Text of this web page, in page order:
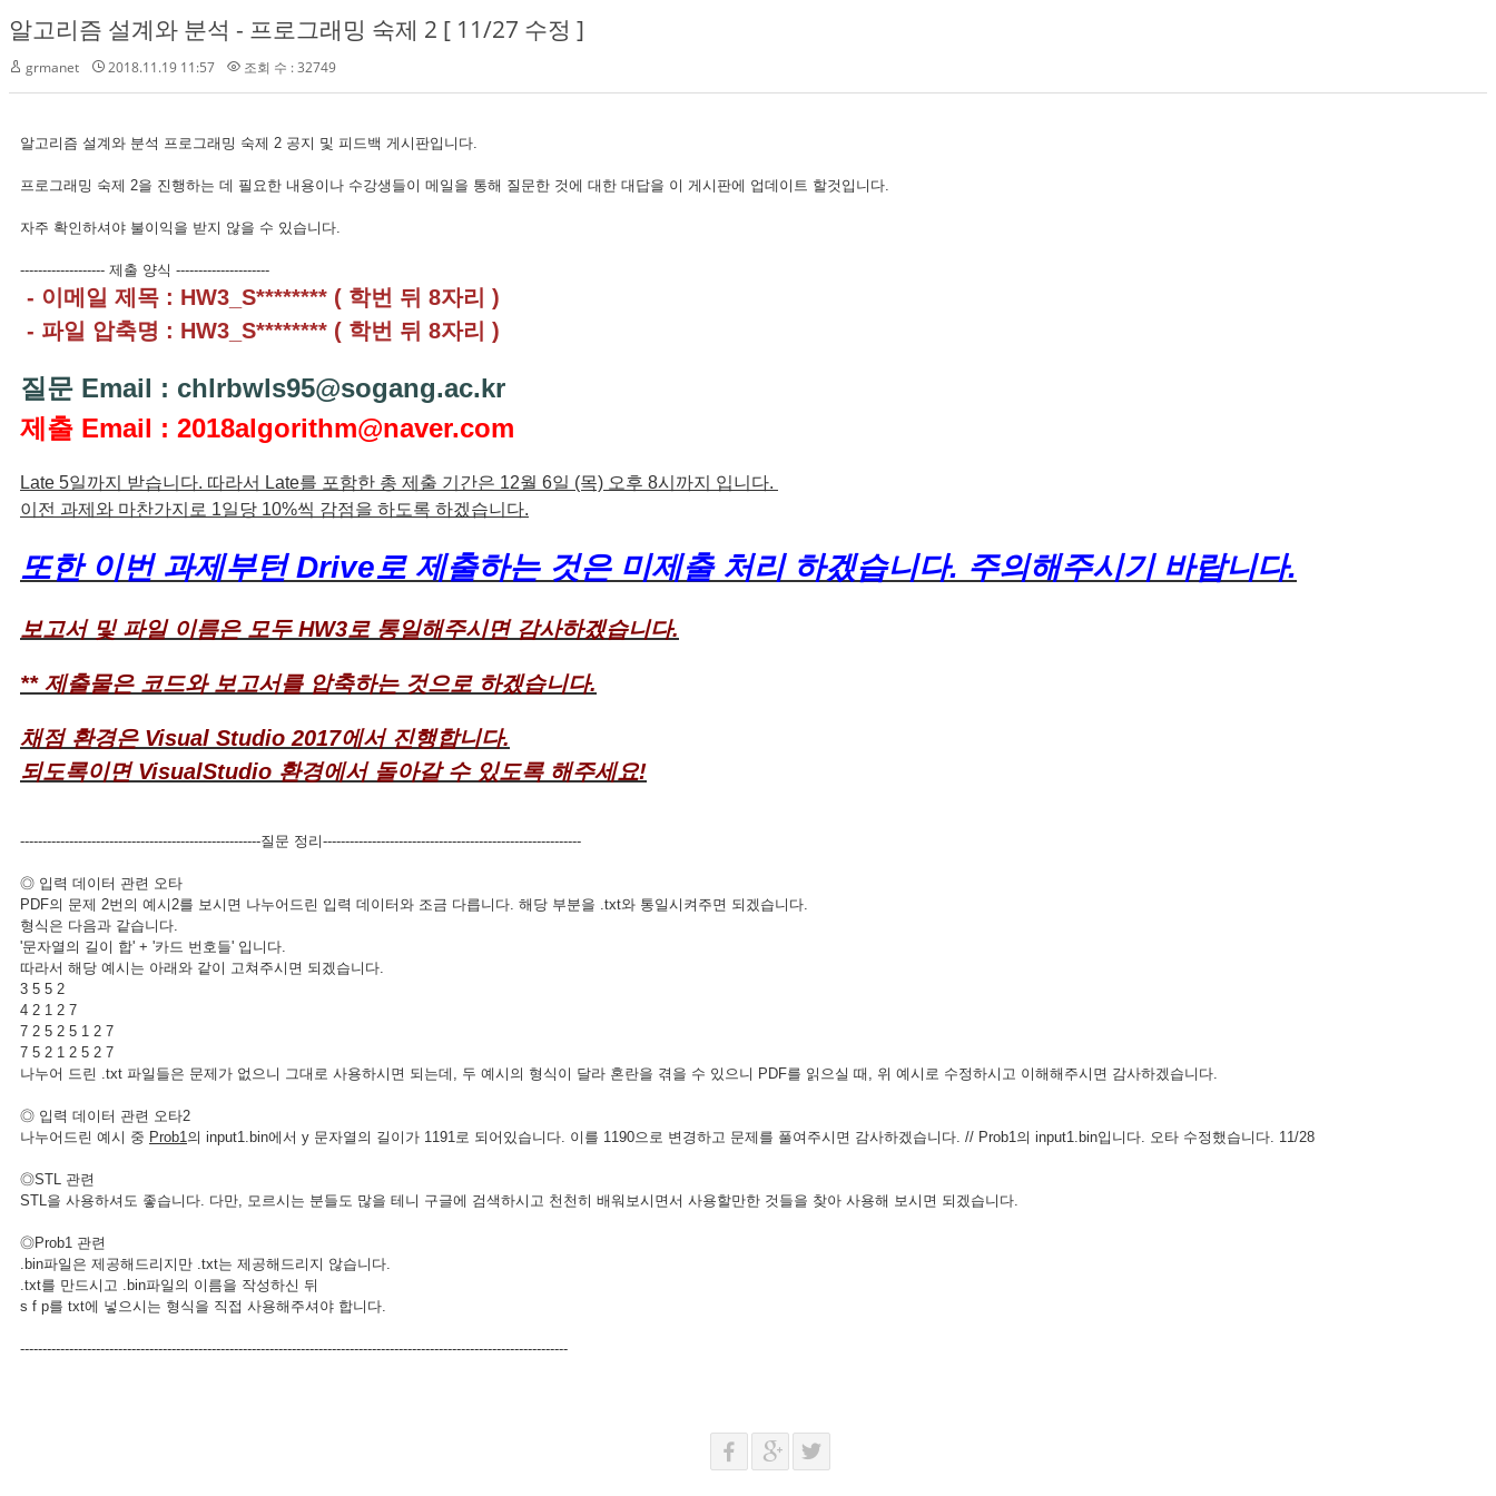
알고리즘 설계와 분석 - 프로그래밍 숙제 2 [ 11/27 수정 ]
grmanet 2018.11.19 11:57 조회 수 : 32749
알고리즘 설계와 분석 프로그래밍 숙제 2 공지 및 피드백 게시판입니다.
프로그래밍 숙제 2을 진행하는 데 필요한 내용이나 수강생들이 메일을 통해 질문한 것에 대한 대답을 이 게시판에 업데이트 할것입니다.
자주 확인하셔야 불이익을 받지 않을 수 있습니다.
------------------- 제출 양식 ---------------------
- 이메일 제목 : HW3_S******** ( 학번 뒤 8자리 )
- 파일 압축명 : HW3_S******** ( 학번 뒤 8자리 )
질문 Email : chlrbwls95@sogang.ac.kr
제출 Email : 2018algorithm@naver.com
Late 5일까지 받습니다. 따라서 Late를 포함한 총 제출 기간은 12월 6일 (목) 오후 8시까지 입니다.
이전 과제와 마찬가지로 1일당 10%씩 감점을 하도록 하겠습니다.
또한 이번 과제부턴 Drive로 제출하는 것은 미제출 처리 하겠습니다. 주의해주시기 바랍니다.
보고서 및 파일 이름은 모두 HW3로 통일해주시면 감사하겠습니다.
** 제출물은 코드와 보고서를 압축하는 것으로 하겠습니다.
채점 환경은 Visual Studio 2017에서 진행합니다.
되도록이면 VisualStudio 환경에서 돌아갈 수 있도록 해주세요!
------------------------------------------------------질문 정리----------------------------------------------------------
◎ 입력 데이터 관련 오타
PDF의 문제 2번의 예시2를 보시면 나누어드린 입력 데이터와 조금 다릅니다. 해당 부분을 .txt와 통일시켜주면 되겠습니다.
형식은 다음과 같습니다.
'문자열의 길이 합' + '카드 번호들' 입니다.
따라서 해당 예시는 아래와 같이 고쳐주시면 되겠습니다.
3 5 5 2
4 2 1 2 7
7 2 5 2 5 1 2 7
7 5 2 1 2 5 2 7
나누어 드린 .txt 파일들은 문제가 없으니 그대로 사용하시면 되는데, 두 예시의 형식이 달라 혼란을 겪을 수 있으니 PDF를 읽으실 때, 위 예시로 수정하시고 이해해주시면 감사하겠습니다.
◎ 입력 데이터 관련 오타2
나누어드린 예시 중 Prob1의 input1.bin에서 y 문자열의 길이가 1191로 되어있습니다. 이를 1190으로 변경하고 문제를 풀여주시면 감사하겠습니다. // Prob1의 input1.bin입니다. 오타 수정했습니다. 11/28
◎STL 관련
STL을 사용하셔도 좋습니다. 다만, 모르시는 분들도 많을 테니 구글에 검색하시고 천천히 배워보시면서 사용할만한 것들을 찾아 사용해 보시면 되겠습니다.
◎Prob1 관련
.bin파일은 제공해드리지만 .txt는 제공해드리지 않습니다.
.txt를 만드시고 .bin파일의 이름을 작성하신 뒤
s f p를 txt에 넣으시는 형식을 직접 사용해주셔야 합니다.
---------------------------------------------------------------------------------------------------------------------------